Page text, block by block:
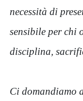
necessità di
sensibile per chi
disciplina,
Ci domandiamo